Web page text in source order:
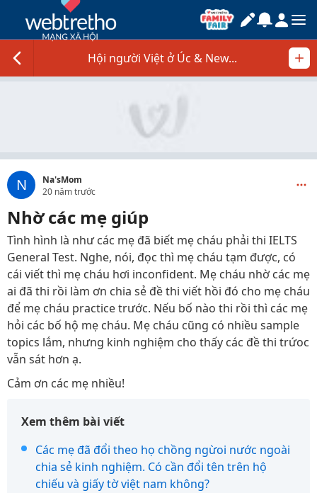
Hội người Việt ở Úc & New...
N
Na'sMom
20 năm trước
Nhờ các mẹ giúp
Tình hình là như các mẹ đã biết mẹ cháu phải thi IELTS
General Test. Nghe, nói, đọc thì mẹ cháu tạm được, có
cái viết thì mẹ cháu hơi inconfident. Mẹ cháu nhờ các mẹ
ai đã thi rồi làm ơn chia sẻ đề thi viết hồi đó cho mẹ cháu
để mẹ cháu practice trước. Nếu bố nào thi rồi thì các mẹ
hỏi các bố hộ mẹ cháu. Mẹ cháu cũng có nhiều sample
topics lắm, nhưng kinh nghiệm cho thấy các đề thi trứoc
vẫn sát hơn ạ.
Cảm ơn các mẹ nhiều!
Xem thêm bài viết
Các mẹ đã đổi theo họ chồng ngừoi nước ngoài
chia sẻ kinh nghiệm. Có cần đổi tên trên hộ
chiếu và giấy tờ việt nam không?